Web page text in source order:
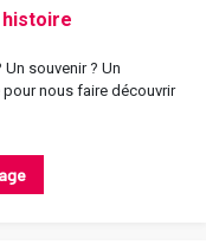
souvenir ? Un
nous faire découvrir